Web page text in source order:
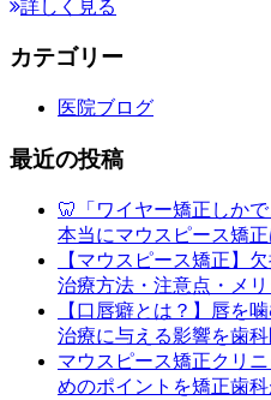
詳しく見る
カテゴリー
医院ブログ
最近の投稿
🦷「ワイヤー矯正しか
本当にマウスピース矯
【マウスピース矯正】
治療方法・注意点・メ
【口唇癖とは？】唇を
治療に与える影響を歯
マウスピース矯正クリ
めのポイントを矯正歯